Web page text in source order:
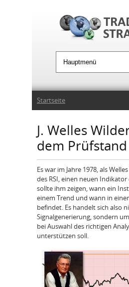
Sie sind hier
Startseite
J. Welles
dem Prüfstand
Es war im Jahre 1978, als
des RSI, einen neuen
sollte ihm zeigen, wann ein
einem Trend und wann in
befindet. Es handelt sich also
Signalgenerierung, sondern
bei Auswahl des richtigen
unterstützen soll.